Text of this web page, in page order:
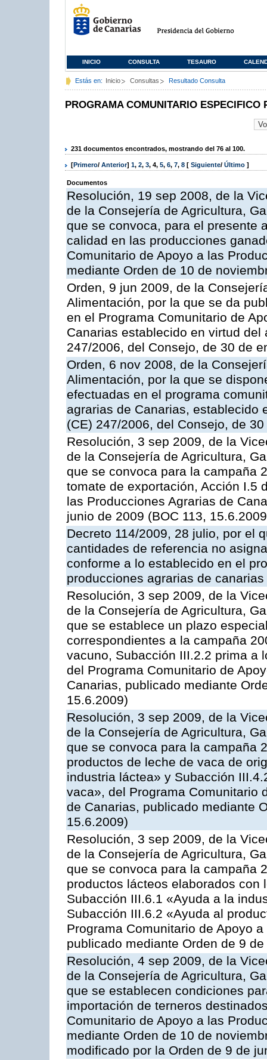
INICIO CONSULTA TESAURO
Estás en: Inicio Consultas Resultado Consulta
PROGRAMA COMUNITARIO ESPECIFICO
231 documentos encontrados, mostrando del 76 al 100.
[Primero/ Anterior] 1, 2, 3, 4, 5, 6, 7, 8 [ Siguiente/ Último ]
Documentos
Resolución, 19 sep 2008, de la
de la Consejería de Agricultura,
que se convoca, para el presente
calidad en las producciones
Comunitario de Apoyo a las
mediante Orden de 10 de
Orden, 9 jun 2009, de la
Alimentación, por la que se da
en el Programa Comunitario de
Canarias establecido en virtud
247/2006, del Consejo, de 30 de
Orden, 6 nov 2008, de la
Alimentación, por la que se
efectuadas en el programa
agrarias de Canarias, establecido
(CE) 247/2006, del Consejo, de
Resolución, 3 sep 2009, de la
de la Consejería de Agricultura,
que se convoca para la campaña
tomate de exportación, Acción I.5
las Producciones Agrarias de
junio de 2009 (BOC 113,
Decreto 114/2009, 28 julio, por el
cantidades de referencia no
conforme a lo establecido en el
producciones agrarias de canarias
Resolución, 3 sep 2009, de la
de la Consejería de Agricultura,
que se establece un plazo
correspondientes a la campaña
vacuno, Subacción III.2.2 prima a
del Programa Comunitario de
Canarias, publicado mediante
15.6.2009)
Resolución, 3 sep 2009, de la
de la Consejería de Agricultura,
que se convoca para la campaña
productos de leche de vaca de
industria láctea» y Subacción
vaca», del Programa Comunitario
de Canarias, publicado mediante
15.6.2009)
Resolución, 3 sep 2009, de la
de la Consejería de Agricultura,
que se convoca para la campaña
productos lácteos elaborados
Subacción III.6.1 «Ayuda a la
Subacción III.6.2 «Ayuda al
Programa Comunitario de Apoyo
publicado mediante Orden de 9
Resolución, 4 sep 2009, de la
de la Consejería de Agricultura,
que se establecen condiciones
importación de terneros
Comunitario de Apoyo a las
mediante Orden de 10 de
modificado por la Orden de 9 de